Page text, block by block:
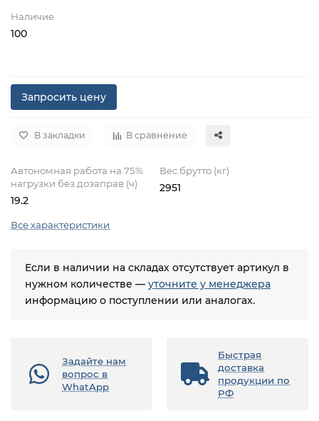
Наличие
100
Запросить цену
В закладки В сравнение
Автономная работа на 75%
нагрузки без дозаправ (ч)
19.2
Вес брутто (кг)
2951
Все характеристики
Если в наличии на складах отсутствует артикул в
нужном количестве — уточните у менеджера
информацию о поступлении или аналогах.
Задайте нам
вопрос в
WhatApp
Быстрая
доставка
продукции по
РФ